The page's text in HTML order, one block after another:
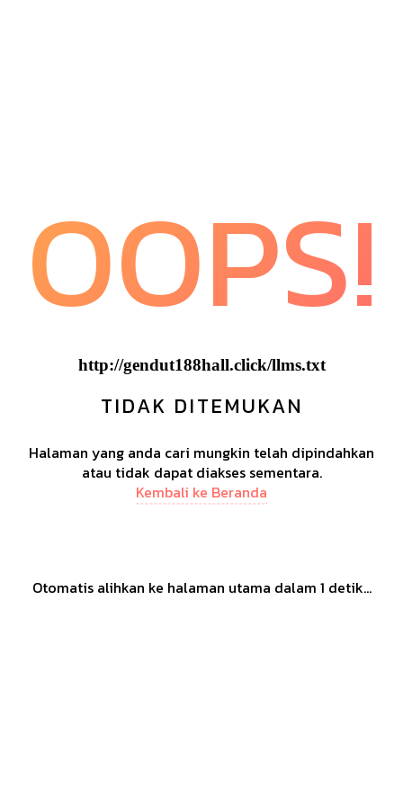
OOPS!
http://gendut188hall.click/llms.txt
TIDAK DITEMUKAN
Halaman yang anda cari mungkin telah dipindahkan
atau tidak dapat diakses sementara.
Kembali ke Beranda
Otomatis alihkan ke halaman utama dalam 1 detik...